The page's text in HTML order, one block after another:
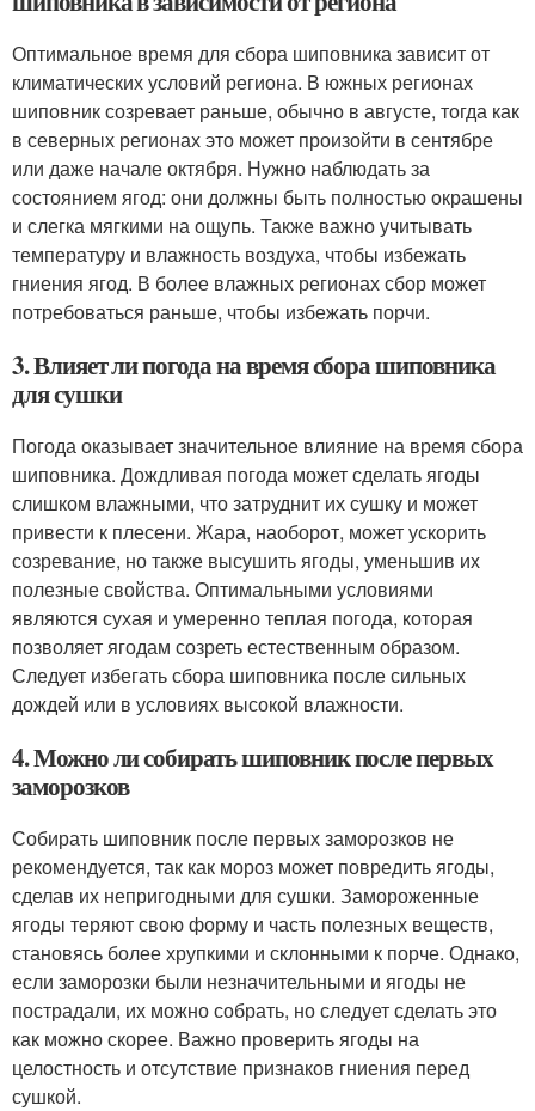
Оптимальное время для сбора шиповника зависит от
климатических условий региона. В южных регионах
шиповник созревает раньше, обычно в августе, тогда как
в северных регионах это может произойти в сентябре
или даже начале октября. Нужно наблюдать за
состоянием ягод: они должны быть полностью окрашены
и слегка мягкими на ощупь. Также важно учитывать
температуру и влажность воздуха, чтобы избежать
гниения ягод. В более влажных регионах сбор может
потребоваться раньше, чтобы избежать порчи.
3. Влияет ли погода на время сбора шиповника
для сушки
Погода оказывает значительное влияние на время сбора
шиповника. Дождливая погода может сделать ягоды
слишком влажными, что затруднит их сушку и может
привести к плесени. Жара, наоборот, может ускорить
созревание, но также высушить ягоды, уменьшив их
полезные свойства. Оптимальными условиями
являются сухая и умеренно теплая погода, которая
позволяет ягодам созреть естественным образом.
Следует избегать сбора шиповника после сильных
дождей или в условиях высокой влажности.
4. Можно ли собирать шиповник после первых
заморозков
Собирать шиповник после первых заморозков не
рекомендуется, так как мороз может повредить ягоды,
сделав их непригодными для сушки. Замороженные
ягоды теряют свою форму и часть полезных веществ,
становясь более хрупкими и склонными к порче. Однако,
если заморозки были незначительными и ягоды не
пострадали, их можно собрать, но следует сделать это
как можно скорее. Важно проверить ягоды на
целостность и отсутствие признаков гниения перед
сушкой.